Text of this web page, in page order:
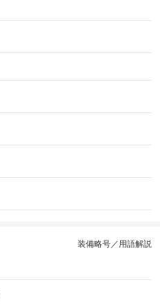
装備略号／用語解説